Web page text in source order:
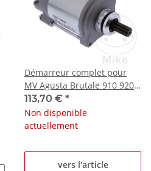
Démarreur complet pour
MV Agusta Brutale 910 920
989 990 1078 1090 F4 1000
1078
113,70 € *
Non disponible
actuellement
vers l'article